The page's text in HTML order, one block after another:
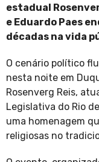
estadual
e Eduardo Paes
décadas na vida
O cenário político
nesta noite em
Rosenverg Reis,
Legislativa do Rio
uma homenagem
religiosas no